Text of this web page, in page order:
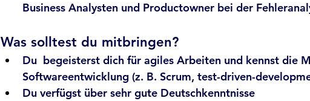
Business Analysten und Productowner bei der
Was solltest du mitbringen?
Du  begeisterst dich für agiles Arbeiten und kennst die
Softwareentwicklung (z. B. Scrum, test-driven-
Du verfügst über sehr gute Deutschkenntnisse